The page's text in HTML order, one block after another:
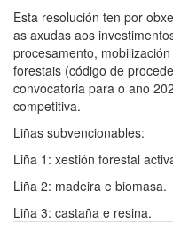
AOS
INVESTIMENTOS
EN
TECNOLOXIAS
FORESTAIS,
PROCESAMENTO,
MOBILIZACION,
DE
FORESTAIS
Esta resolución ten por
as axudas aos
procesamento,
forestais (código de
convocatoria para o ano
competitiva.
Liñas subvencionables:
Liña 1: xestión forestal
Liña 2: madeira e biomasa.
Liña 3: castaña e resina.